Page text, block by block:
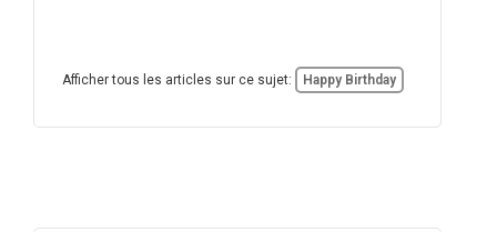
Afficher tous les articles sur ce sujet: Happy Birthday